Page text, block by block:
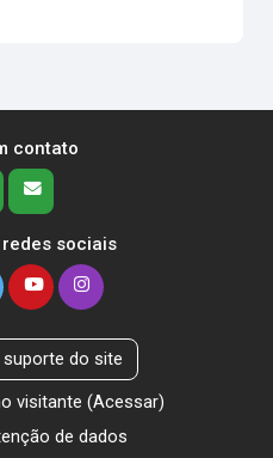
contato
sociais
do site
visitante (Acessar)
de dados